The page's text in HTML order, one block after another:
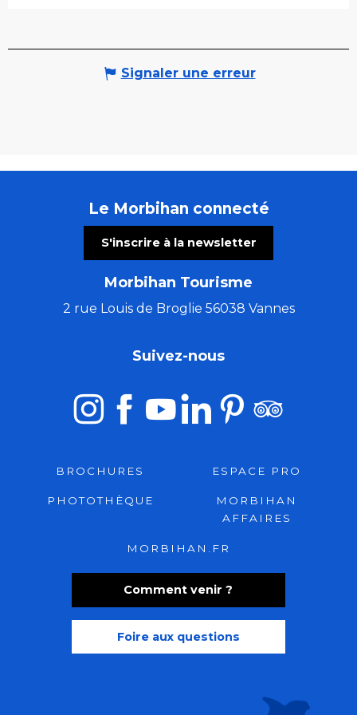
Signaler une erreur
Le Morbihan connecté
S'inscrire à la newsletter
Morbihan Tourisme
2 rue Louis de Broglie 56038 Vannes
Comment venir ?
Foire aux questions
Suivez-nous
BROCHURES ESPACE PRO
PHOTOTHÈQUE
MORBIHAN
AFFAIRES
MORBIHAN.FR